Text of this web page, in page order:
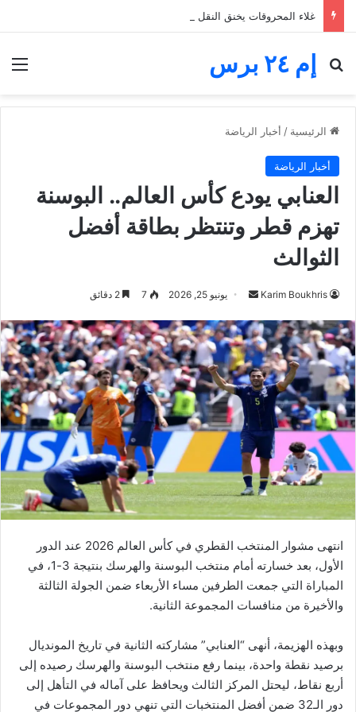
إم ٢٤ برس
بحث عن
الرئيسية / أخبار الرياضة
أخبار الرياضة
العنابي يودع كأس العالم.. البوسنة
تهزم قطر وتنتظر بطاقة أفضل
الثوالث
Karim Boukhris
أرسل
إلكترونيا
يونيو 25, 2026 7
انتهى مشوار المنتخب القطري في كأس العالم 2026 عند الدور
الأول، بعد خسارته أمام منتخب البوسنة والهرسك بنتيجة 3-1، في
المباراة التي جمعت الطرفين مساء الأربعاء ضمن الجولة الثالثة
والأخيرة من منافسات المجموعة الثانية.
وبهذه الهزيمة، أنهى “العنابي” مشاركته الثانية في تاريخ المونديال
برصيد نقطة واحدة، بينما رفع منتخب البوسنة والهرسك رصيده إلى
أربع نقاط، ليحتل المركز الثالث ويحافظ على آماله في التأهل إلى
دور الـ32 ضمن أفضل المنتخبات التي تنهي دور المجموعات في